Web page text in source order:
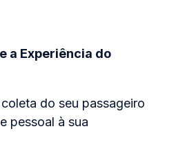
a Experiência do
do seu passageiro
pessoal à sua